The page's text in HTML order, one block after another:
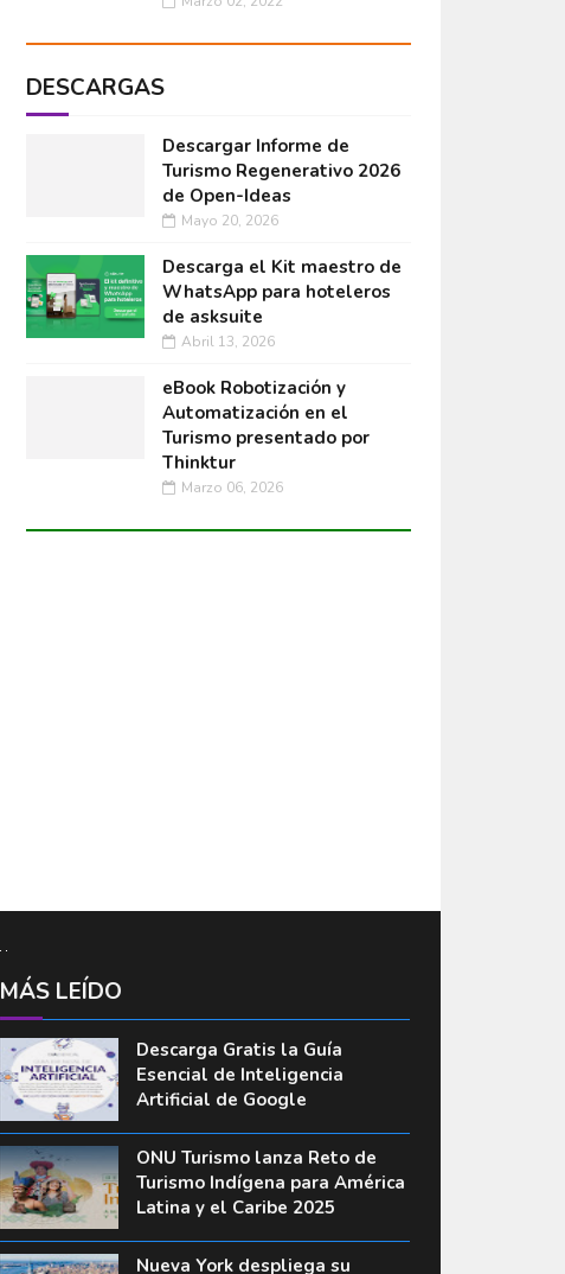
DESCARGAS
Descargar Informe de
Turismo Regenerativo 2026
de Open-Ideas
Mayo 20, 2026
Descarga el Kit maestro de
WhatsApp para hoteleros
de asksuite
Abril 13, 2026
eBook Robotización y
Automatización en el
Turismo presentado por
Thinktur
Marzo 06, 2026
MÁS LEÍDO
Descarga Gratis la Guía
Esencial de Inteligencia
Artificial de Google
ONU Turismo lanza Reto de
Turismo Indígena para América
Latina y el Caribe 2025
Nueva York despliega su